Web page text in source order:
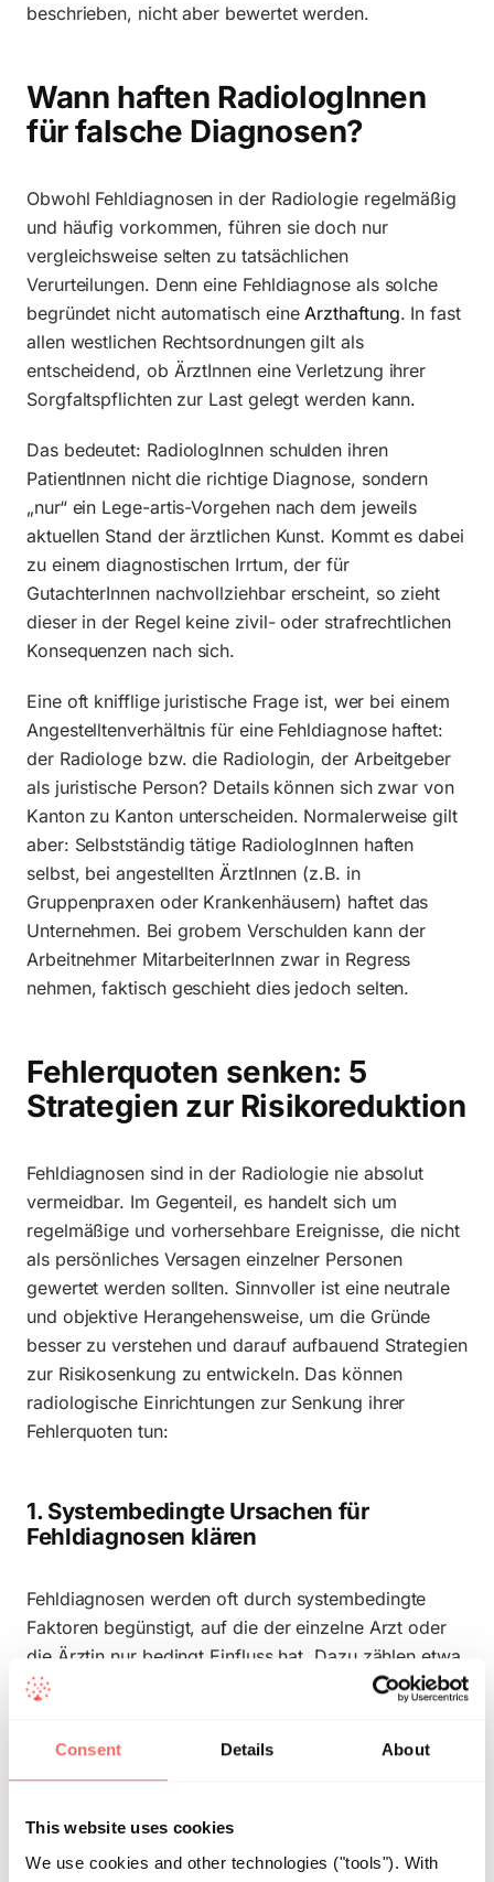
Consent Details About
This website uses cookies
We use cookies and other technologies ("tools"). With
beschrieben, nicht aber bewertet werden.
Wann haften RadiologInnen
für falsche Diagnosen?
Obwohl Fehldiagnosen in der Radiologie regelmäßig
und häufig vorkommen, führen sie doch nur
vergleichsweise selten zu tatsächlichen
Verurteilungen. Denn eine Fehldiagnose als solche
begründet nicht automatisch eine Arzthaftung. In fast
allen westlichen Rechtsordnungen gilt als
entscheidend, ob ÄrztInnen eine Verletzung ihrer
Sorgfaltspflichten zur Last gelegt werden kann.
Das bedeutet: RadiologInnen schulden ihren
PatientInnen nicht die richtige Diagnose, sondern
„nur“ ein Lege-artis-Vorgehen nach dem jeweils
aktuellen Stand der ärztlichen Kunst. Kommt es dabei
zu einem diagnostischen Irrtum, der für
GutachterInnen nachvollziehbar erscheint, so zieht
dieser in der Regel keine zivil- oder strafrechtlichen
Konsequenzen nach sich.
Eine oft knifflige juristische Frage ist, wer bei einem
Angestelltenverhältnis für eine Fehldiagnose haftet:
der Radiologe bzw. die Radiologin, der Arbeitgeber
als juristische Person? Details können sich zwar von
Kanton zu Kanton unterscheiden. Normalerweise gilt
aber: Selbstständig tätige RadiologInnen haften
selbst, bei angestellten ÄrztInnen (z.B. in
Gruppenpraxen oder Krankenhäusern) haftet das
Unternehmen. Bei grobem Verschulden kann der
Arbeitnehmer MitarbeiterInnen zwar in Regress
nehmen, faktisch geschieht dies jedoch selten.
Fehlerquoten senken: 5
Strategien zur Risikoreduktion
Fehldiagnosen sind in der Radiologie nie absolut
vermeidbar. Im Gegenteil, es handelt sich um
regelmäßige und vorhersehbare Ereignisse, die nicht
als persönliches Versagen einzelner Personen
gewertet werden sollten. Sinnvoller ist eine neutrale
und objektive Herangehensweise, um die Gründe
besser zu verstehen und darauf aufbauend Strategien
zur Risikosenkung zu entwickeln. Das können
radiologische Einrichtungen zur Senkung ihrer
Fehlerquoten tun:
1. Systembedingte Ursachen für
Fehldiagnosen klären
Fehldiagnosen werden oft durch systembedingte
Faktoren begünstigt, auf die der einzelne Arzt oder
die Ärztin nur bedingt Einfluss hat. Dazu zählen etwa
Personalmangel
, ein hoher Workload, überlange
Standardisierung von Prozessen oder unklare
Rahmenbedingungen sofort zu verändern, sollten
sich radiologische Einrichtungen dieser